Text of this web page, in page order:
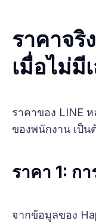
ราคาจริ
เมื่อไม่มี
ราคาของ LINE
ของพนักงาน เป็
ราคา 1: ก
จากข้อมูลของ